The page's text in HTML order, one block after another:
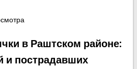
человека утонули в водоёмах страны за
подростка
в Раштском районе:
и пострадавших